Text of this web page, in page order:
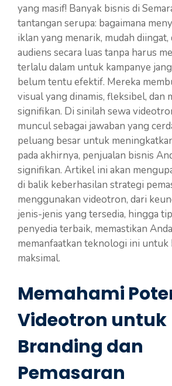
yang masif! Banyak bisnis di
tantangan serupa: bagaimana
iklan yang menarik, mudah diingat,
audiens secara luas tanpa harus
terlalu dalam untuk kampanye
belum tentu efektif. Mereka
visual yang dinamis, fleksibel, dan
signifikan. Di sinilah sewa
muncul sebagai jawaban yang
peluang besar untuk
pada akhirnya, penjualan bisnis
signifikan. Artikel ini akan
di balik keberhasilan strategi
menggunakan videotron, dari
jenis-jenis yang tersedia, hingga
penyedia terbaik, memastikan
memanfaatkan teknologi ini
maksimal.
Memahami
Videotron untuk
Branding dan
Pemasaran